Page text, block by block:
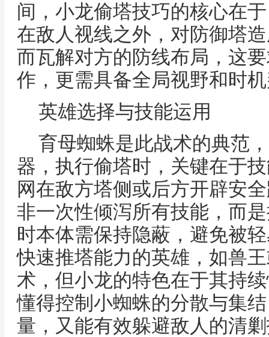
间，小龙偷塔技巧的核心在
在敌人视线之外，对防御塔
而瓦解对方的防线布局，这
作，更需具备全局视野和时
英雄选择与技能运用
育母蜘蛛是此战术的典范
器，执行偷塔时，关键在于
网在敌方塔侧或后方开辟安
非一次性倾泻所有技能，而
时本体需保持隐蔽，避免被
快速推塔能力的英雄，如兽
术，但小龙的特色在于其持
懂得控制小蜘蛛的分散与集
量，又能有效躲避敌人的清